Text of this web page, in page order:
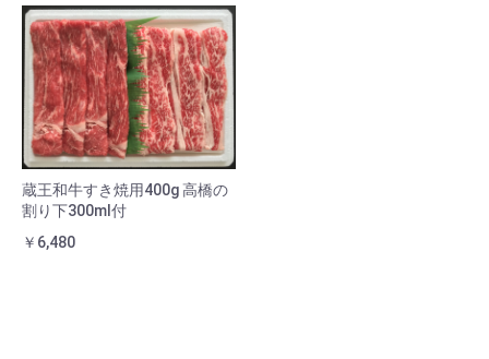
蔵王和牛すき焼用400g 高橋の
割り下300ml付
￥6,480